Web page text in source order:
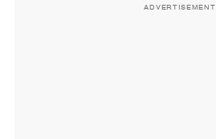
ADVERTISEMENT